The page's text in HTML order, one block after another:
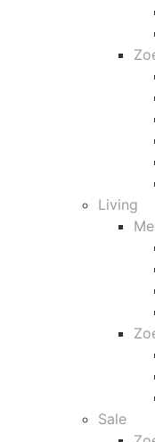
Living
Sale